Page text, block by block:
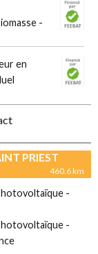
-
en
PRIEST
460.6 km
-
-